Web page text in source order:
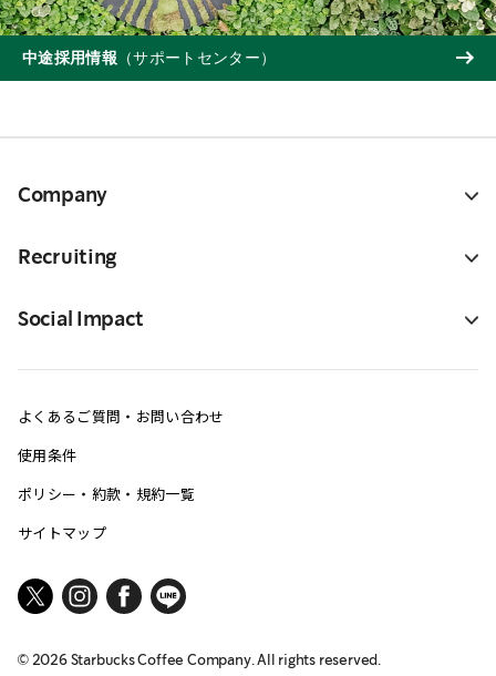
中途採用情報 （サポートセンター）
Company
Recruiting
Social Impact
よくあるご質問・お問い合わせ
使用条件
ポリシー・約款・規約一覧
サイトマップ
© 2026Starbucks Coffee Company. All rights reserved.